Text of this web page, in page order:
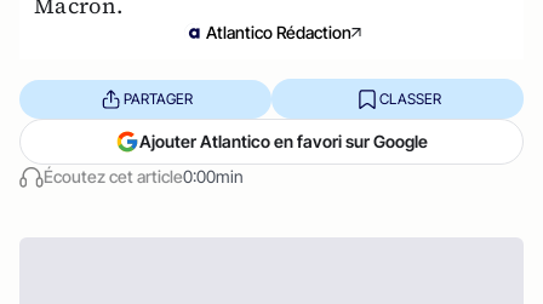
Atlantico Rédaction
Écoutez cet article0:00min
PARTAGER CLASSER
Ajouter Atlantico en favori sur Google